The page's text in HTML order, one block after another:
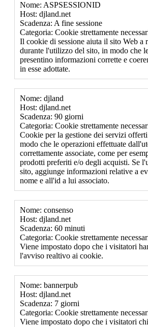
Nome: ASPSESSIONID
Host: djland.net
Scadenza: A fine sessione
Categoria: Cookie strettamente
Il cookie di sessione aiuta il sito Web a
durante l'utilizzo del sito, in modo che
presentino informazioni corrette e
in esse adottate.
Nome: djland
Host: djland.net
Scadenza: 90 giorni
Categoria: Cookie strettamente
Cookie per la gestione dei servizi
modo che le operazioni effettuate
correttamente associate, come per
prodotti preferiti e/o degli acquisti. Se
sito, aggiunge informazioni relative a
nome e all'id a lui associato.
Nome: consenso
Host: djland.net
Scadenza: 60 minuti
Categoria: Cookie strettamente
Viene impostato dopo che i visitatori
l'avviso realtivo ai cookie.
Nome: bannerpub
Host: djland.net
Scadenza: 7 giorni
Categoria: Cookie strettamente
Viene impostato dopo che i visitatori